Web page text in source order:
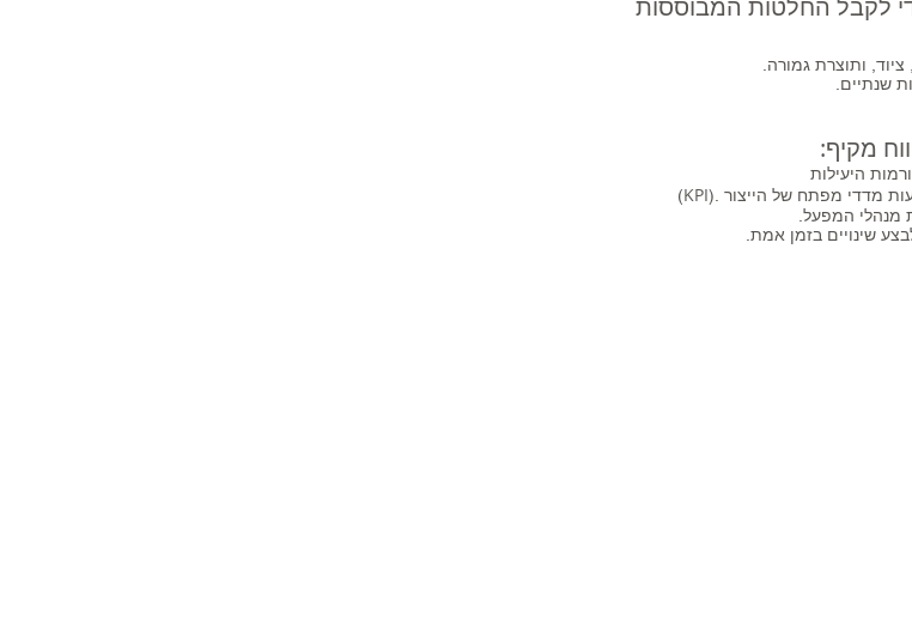
ציוד, ותוצרת גמורה.
שנתיים.
מקיף:
מדדי מפתח של הייצור .(KPI
)
מנהלי המפעל.
שינויים בזמן אמת.